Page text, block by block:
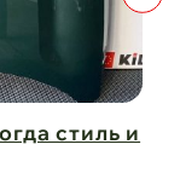
стиль и